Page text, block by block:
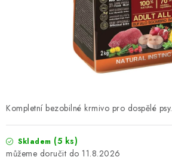
VÝMĚNA, VRÁCENÍ A REKLAMACE
Doprava a platba
Podmínky ochrany osobních údajů
FAQ
Kompletní bezobilné krmivo pro dospělé psy.
Skladem (5 ks)
11.8.2026